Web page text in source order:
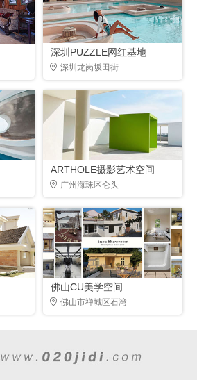
深圳PUZZLE网红基地
深圳龙岗坂田街
ARTHOLE摄影艺术空间
广州海珠区仑头
佛山CU美学空间
佛山市禅城区石湾